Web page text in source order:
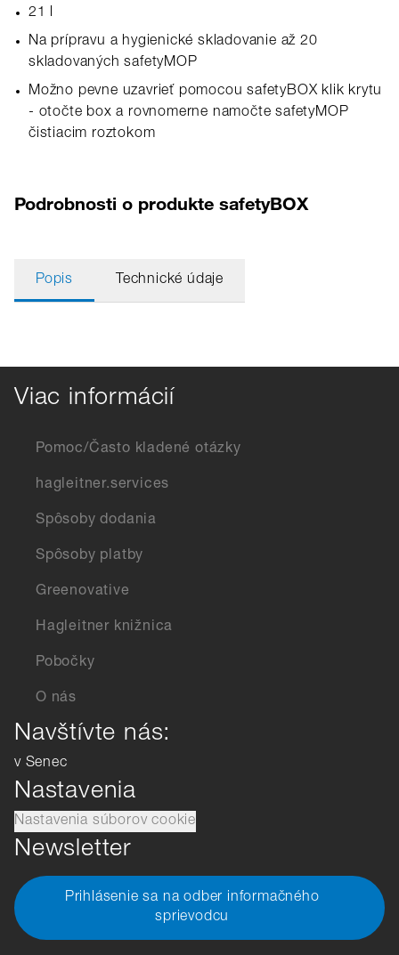
21 l
Na prípravu a hygienické skladovanie až 20
skladovaných safetyMOP
Možno pevne uzavrieť pomocou safetyBOX klik krytu
- otočte box a rovnomerne namočte safetyMOP
čistiacim roztokom
Podrobnosti o produkte safetyBOX
Popis Technické údaje
Viac informácií
Pomoc/Často kladené otázky
hagleitner.services
Spôsoby dodania
Spôsoby platby
Greenovative
Hagleitner knižnica
Pobočky
O nás
Navštívte nás:
v Senec
Nastavenia
Nastavenia súborov cookie
Newsletter
Prihlásenie sa na odber informačného
sprievodcu